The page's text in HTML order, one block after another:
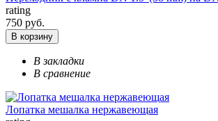
rating
750 руб.
В корзину
В закладки
В сравнение
Лопатка мешалка нержавеющая